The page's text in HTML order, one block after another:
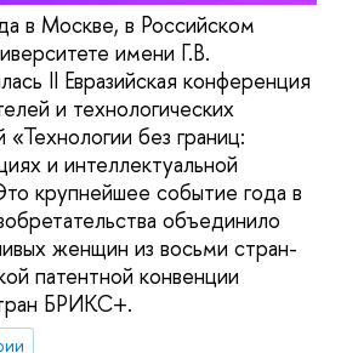
в Москве, в Российском
имени Г.В.
II Евразийская конференция
и технологических
без границ:
и интеллектуальной
крупнейшее событие года в
объединило
женщин из восьми стран-
патентной конвенции
БРИКС+.